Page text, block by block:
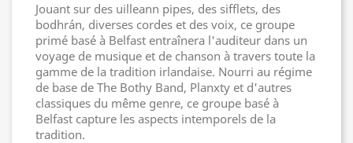
Jouant sur des uilleann pipes, des sifflets, des
bodhrán, diverses cordes et des voix, ce groupe
primé basé à Belfast entraînera l'auditeur dans un
voyage de musique et de chanson à travers toute la
gamme de la tradition irlandaise. Nourri au régime
de base de The Bothy Band, Planxty et d'autres
classiques du même genre, ce groupe basé à
Belfast capture les aspects intemporels de la
tradition.